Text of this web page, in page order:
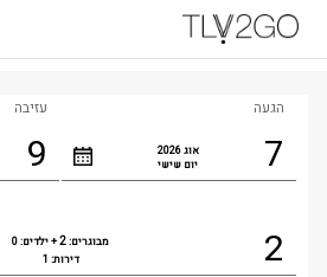
הגעה
7 אוג2026
יום שישי
עזיבה
9
כמות
2 מבוגרים:2+ ילדים:0
דירות: 1